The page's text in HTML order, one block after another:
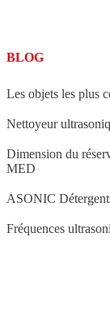
BLOG
Les objets les plus
Nettoyeur
Dimension du
MED
ASONIC
Fréquences